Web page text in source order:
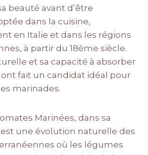
beauté avant d’être
dans la cuisine,
en Italie et dans les régions
à partir du 18ème siècle.
et sa capacité à absorber
ont fait un candidat idéal pour
marinades.
Marinées, dans sa
une évolution naturelle des
où les légumes